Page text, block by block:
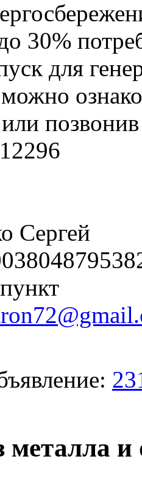
30%
для
Сергей
металла и